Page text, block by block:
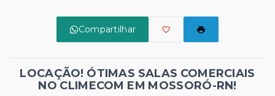
Compartilhar
LOCAÇÃO! ÓTIMAS SALAS COMERCIAIS
NO CLIMECOM EM MOSSORÓ-RN!